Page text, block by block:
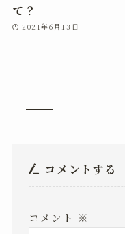
て？
2021年6月13日
コメントする
コメント ※